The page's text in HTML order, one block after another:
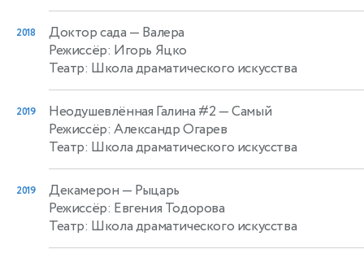
2018 Доктор сада — Валера
Режиссёр: Игорь Яцко
Театр: Школа драматического искусства
2019 Неодушевлённая Галина #2 — Самый
Режиссёр: Александр Огарев
Театр: Школа драматического искусства
2019 Декамерон — Рыцарь
Режиссёр: Евгения Тодорова
Театр: Школа драматического искусства